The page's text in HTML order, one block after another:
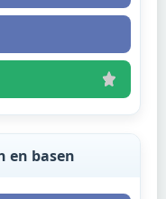
en basen